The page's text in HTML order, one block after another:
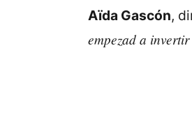
Aïda Gascón,
empezad a